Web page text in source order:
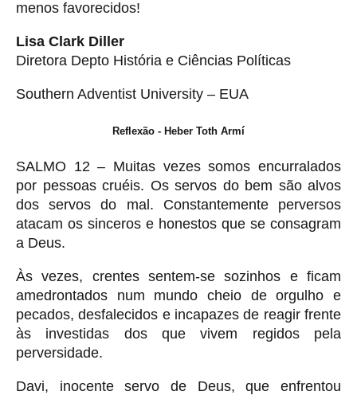
menos favorecidos!
Lisa Clark Diller
Diretora Depto História e Ciências Políticas
Southern Adventist University – EUA
Reflexão - Heber Toth Armí
SALMO 12 – Muitas vezes somos encurralados
por pessoas cruéis. Os servos do bem são alvos
dos servos do mal. Constantemente perversos
atacam os sinceros e honestos que se consagram
a Deus.
Às vezes, crentes sentem-se sozinhos e ficam
amedrontados num mundo cheio de orgulho e
pecados, desfalecidos e incapazes de reagir frente
às investidas dos que vivem regidos pela
perversidade.
Davi, inocente servo de Deus, que enfrentou